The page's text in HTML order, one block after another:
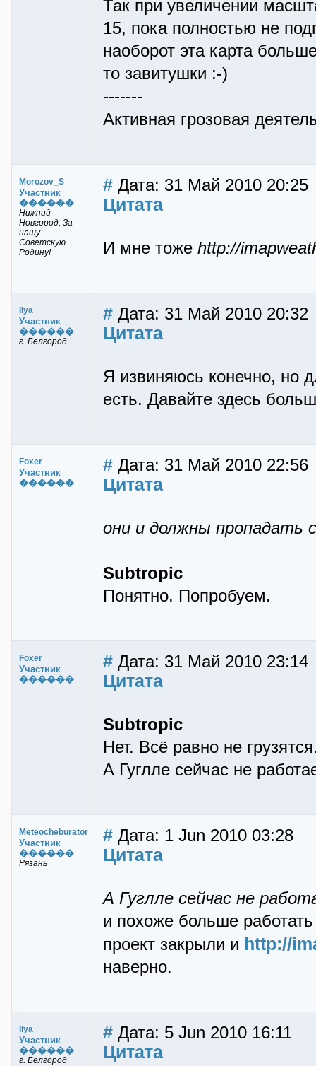
Так при увеличении
15, пока полностью не
наоборот эта карта
то завитушки :-)
-------
Активная грозовая
Morozov_S
Участник
������
Нижний
Новгород, За
нашу
Советскую
Родину!
# Дата: 31 Май 2010 20:25
Цитата
И мне тоже http://
Ilya
Участник
������
г. Белгород
# Дата: 31 Май 2010 20:32
Цитата
Я извиняюсь конечно, но
есть. Давайте здесь
Foxer
Участник
������
# Дата: 31 Май 2010 22:56
Цитата
они и должны пропадать
Subtropic
Понятно. Попробуем.
Foxer
Участник
������
# Дата: 31 Май 2010 23:14
Цитата
Subtropic
Нет. Всё равно не
А Гуглле сейчас не
Meteocheburator
Участник
������
Рязань
# Дата: 1 Jun 2010 03:28
Цитата
А Гуглле сейчас не
и похоже больше
проект закрыли и http://
наверно.
Ilya
Участник
������
г. Белгород
# Дата: 5 Jun 2010 16:11
Цитата